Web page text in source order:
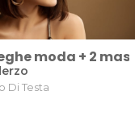
e piega moda
moda + 2
Di Testa